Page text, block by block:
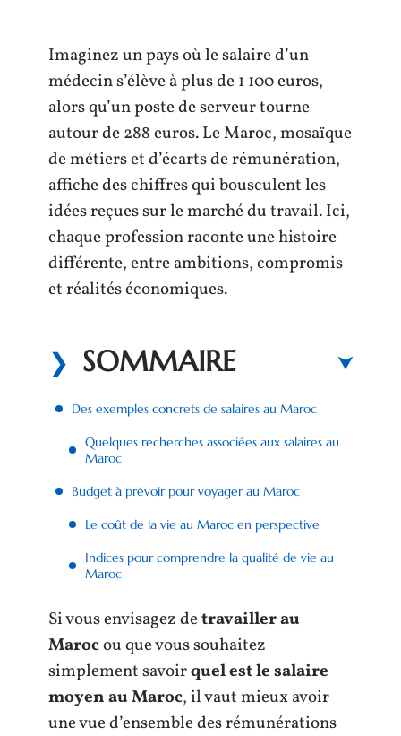
Imaginez un pays où le salaire d’un
médecin s’élève à plus de 1 100 euros,
alors qu’un poste de serveur tourne
autour de 288 euros. Le Maroc, mosaïque
de métiers et d’écarts de rémunération,
affiche des chiffres qui bousculent les
idées reçues sur le marché du travail. Ici,
chaque profession raconte une histoire
différente, entre ambitions, compromis
et réalités économiques.
SOMMAIRE
Des exemples concrets de salaires au Maroc
Quelques recherches associées aux salaires au
Maroc
Budget à prévoir pour voyager au Maroc
Le coût de la vie au Maroc en perspective
Indices pour comprendre la qualité de vie au
Maroc
Si vous envisagez detravailler au
Marocou que vous souhaitez
simplement savoirquel est le salaire
moyen au Maroc, il vaut mieux avoir
une vue d’ensemble des rémunérations